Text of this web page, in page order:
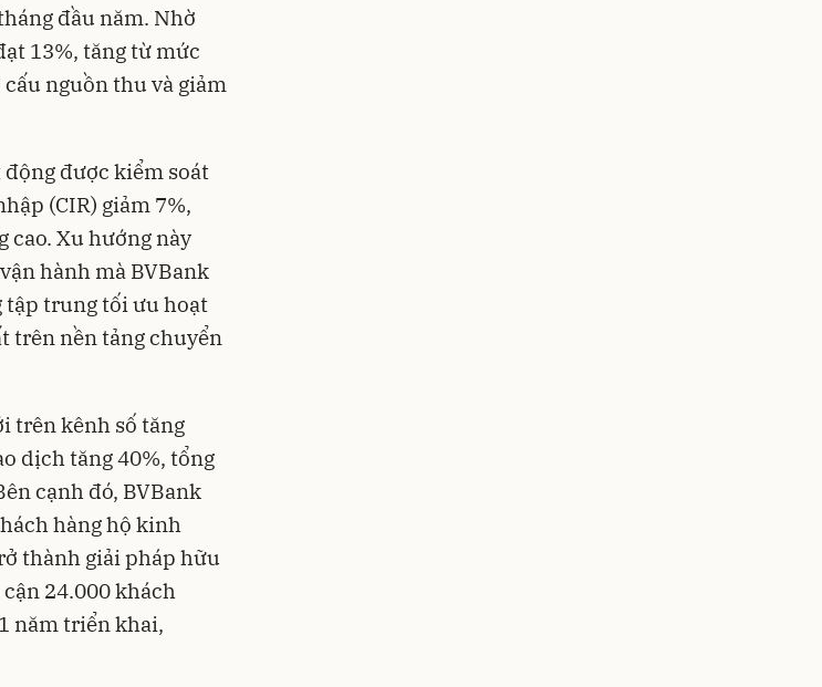
đầu năm. Nhờ
13%, tăng từ mức
nguồn thu và giảm
được kiểm soát
(CIR) giảm 7%,
Xu hướng này
hành mà BVBank
tập trung tối ưu hoạt
trên nền tảng chuyển
trên kênh số tăng
dịch tăng 40%, tổng
cạnh đó, BVBank
hàng hộ kinh
thành giải pháp hữu
24.000 khách
năm triển khai,